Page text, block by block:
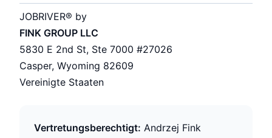
JOBRIVER® by
FINK GROUP LLC
5830 E 2nd St, Ste 7000 #27026
Casper, Wyoming 82609
Vereinigte Staaten
Vertretungsberechtigt: Andrzej Fink